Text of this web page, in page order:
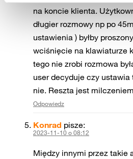
na koncie klienta.
długier rozmowy np po
ustawienia ) byłby
wciśnięcie na klawiaturze
tego nie zrobi rozmowa
user decyduje czy
nie. Reszta jest milczeniem
Odpowiedz
Konrad pisze:
2023-11-10 o 08:12
Między innymi przez takie